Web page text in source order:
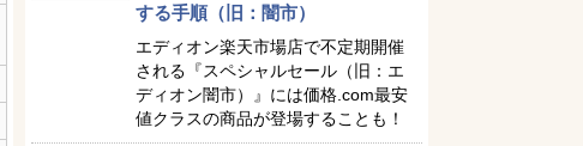
する手順（旧：闇市）
エディオン楽天市場店で不定期開催
される『スペシャルセール（旧：エ
ディオン闇市）』には価格.com最安
値クラスの商品が登場することも！